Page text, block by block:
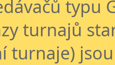
typu
turnajů
turnaje)